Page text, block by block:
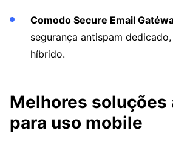
Comodo Secure Email
segurança antispam
híbrido.
Melhores soluções
para uso mobile